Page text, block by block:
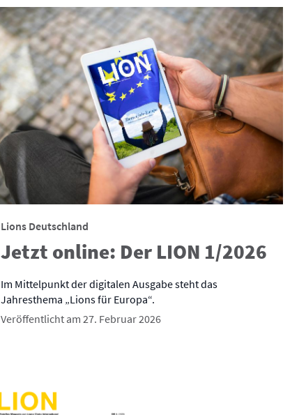
Lions Deutschland
Jetzt online: Der LION 1/2026
Im Mittelpunkt der digitalen Ausgabe steht das
Jahresthema „Lions für Europa“.
Veröffentlicht am 27. Februar 2026